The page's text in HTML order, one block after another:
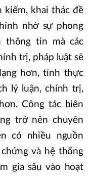
kiếm, khai thác đề
nhờ sự phong
thông tin mà các
trị, pháp luật sẽ
hơn, tính thực
lý luận, chính trị,
Công tác biên
trở nên chuyên
có nhiều nguồn
và hệ thống
gia sâu vào hoạt